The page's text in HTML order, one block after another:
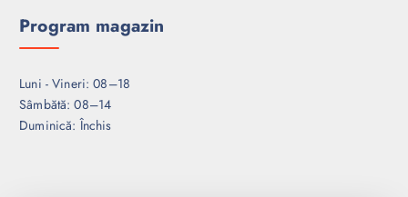
Program magazin
Luni - Vineri: 08–18
Sâmbătă: 08–14
Duminică: Închis